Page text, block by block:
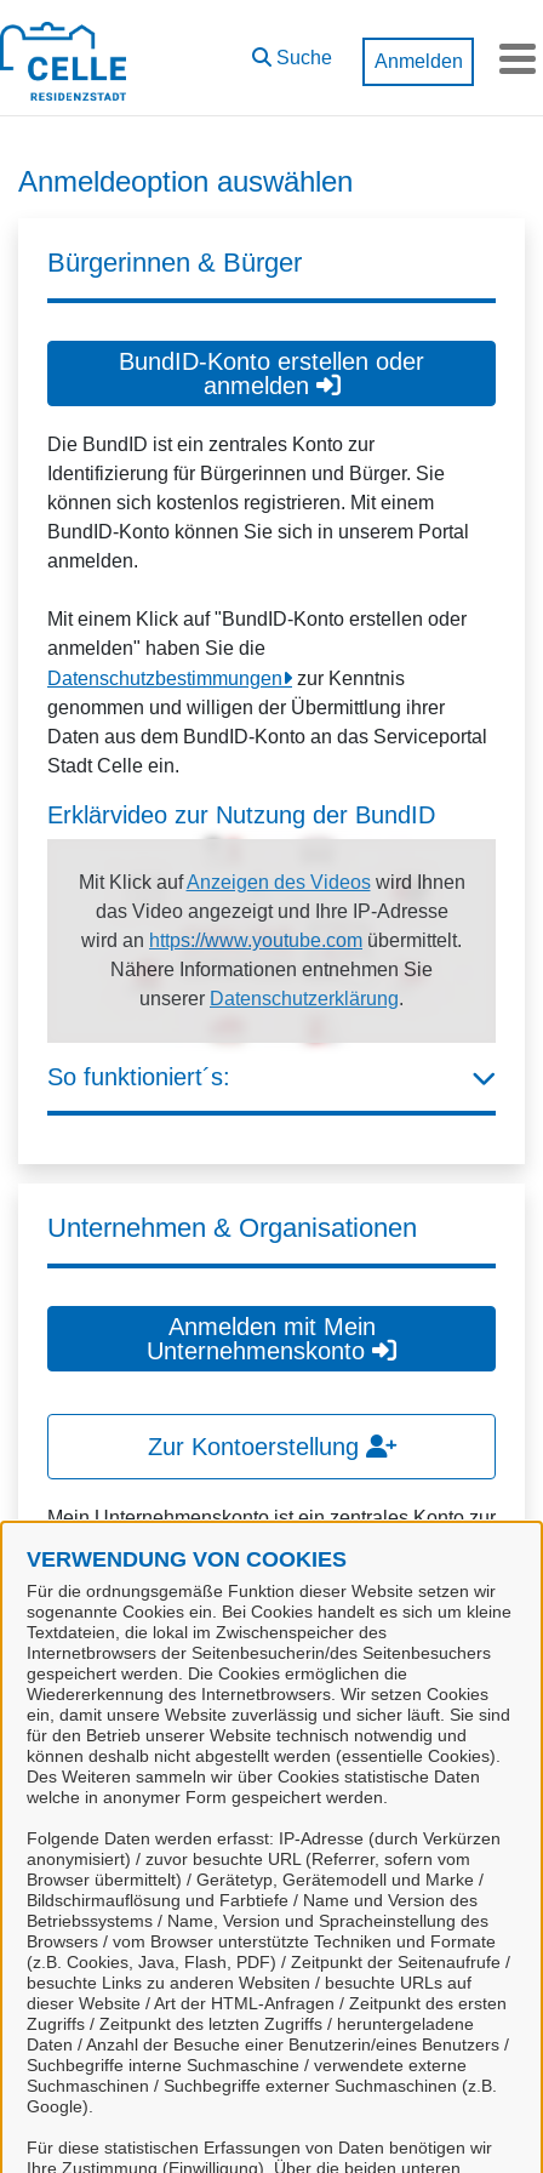
Zum Hauptinhalt springen
VERWENDUNG VON COOKIES
Für die ordnungsgemäße Funktion dieser Website setzen wir
sogenannte Cookies ein. Bei Cookies handelt es sich um kleine
Textdateien, die lokal im Zwischenspeicher des
Internetbrowsers der Seitenbesucherin/des Seitenbesuchers
gespeichert werden. Die Cookies ermöglichen die
Wiedererkennung des Internetbrowsers. Wir setzen Cookies
ein, damit unsere Website zuverlässig und sicher läuft. Sie sind
für den Betrieb unserer Website technisch notwendig und
können deshalb nicht abgestellt werden (essentielle Cookies).
Des Weiteren sammeln wir über Cookies statistische Daten
welche in anonymer Form gespeichert werden.
Folgende Daten werden erfasst: IP-Adresse (durch Verkürzen
anonymisiert) / zuvor besuchte URL (Referrer, sofern vom
Browser übermittelt) / Gerätetyp, Gerätemodell und Marke /
Bildschirmauflösung und Farbtiefe / Name und Version des
Betriebssystems / Name, Version und Spracheinstellung des
Browsers / vom Browser unterstützte Techniken und Formate
(z.B. Cookies, Java, Flash, PDF) / Zeitpunkt der Seitenaufrufe /
besuchte Links zu anderen Websiten / besuchte URLs auf
dieser Website / Art der HTML-Anfragen / Zeitpunkt des ersten
Zugriffs / Zeitpunkt des letzten Zugriffs / heruntergeladene
Daten / Anzahl der Besuche einer Benutzerin/eines Benutzers /
Suchbegriffe interne Suchmaschine / verwendete externe
Suchmaschinen / Suchbegriffe externer Suchmaschinen (z.B.
Google).
Für diese statistischen Erfassungen von Daten benötigen wir
Ihre Zustimmung (Einwilligung). Über die beiden unteren
Suche Anmelden
Anmeldeoption auswählen
Bürgerinnen & Bürger
BundID-Konto erstellen oder
anmelden
Die BundID ist ein zentrales Konto zur
Identifizierung für Bürgerinnen und Bürger. Sie
können sich kostenlos registrieren. Mit einem
BundID-Konto können Sie sich in unserem Portal
anmelden.
Mit einem Klick auf "BundID-Konto erstellen oder
anmelden" haben Sie die
Datenschutzbestimmungen
zur Kenntnis
genommen und willigen der Übermittlung ihrer
Daten aus dem BundID-Konto an das Serviceportal
Stadt Celle ein.
Erklärvideo zur Nutzung der BundID
Mit Klick aufAnzeigen des Videoswird Ihnen
das Video angezeigt und Ihre IP-Adresse
wird an https://www.youtube.com übermittelt.
Nähere Informationen entnehmen Sie
unserer Datenschutzerklärung.
So funktioniert´s:
Unternehmen & Organisationen
Anmelden mit Mein
Unternehmenskonto
Zur Kontoerstellung
Mein Unternehmenskonto ist ein zentrales Konto zur
Juristische Personen,
Vereinigungen, denen ein Recht zustehen
kann
natürliche Personen, die beruflich oder
gewerblich tätig sind.
Eine Nutzung ist aber auch durch Behörden im
Sinne von § 1 Abs. 4 Verwaltungsverfahrensgesetz
Mit einem Klick auf "Anmelden mit Mein
Unternehmenskonto" haben Sie die
Datenschutzbestimmungenzur Kenntnis
genommen und willigen der Übermittlung ihrer
Daten aus Mein Unternehmenskonto an das
Serviceportal Stadt Celle ein.
So funktioniert´s: